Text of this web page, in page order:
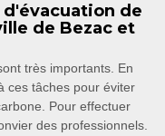
de
de Bezac et
très importants. En
ces tâches pour éviter
Pour effectuer
des professionnels.